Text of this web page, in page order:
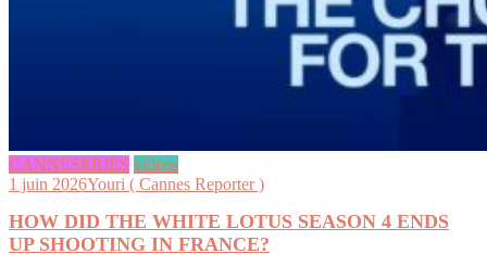
CANNESERIES videos
1 juin 2026Youri ( Cannes Reporter )
HOW DID THE WHITE LOTUS SEASON 4 ENDS
UP SHOOTING IN FRANCE?